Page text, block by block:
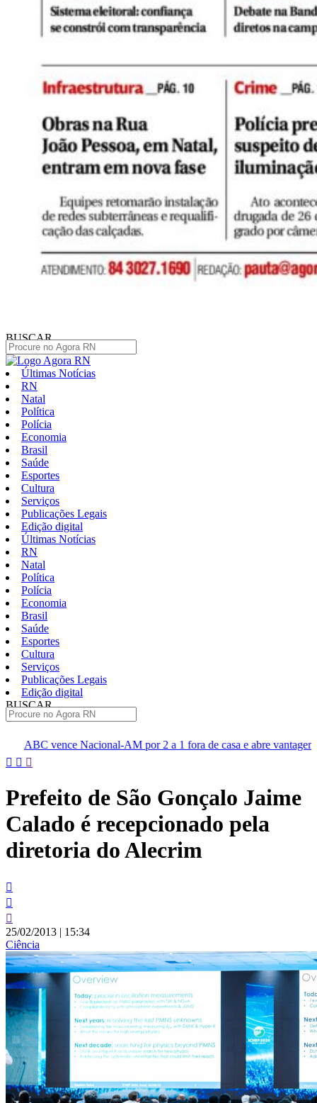
BUSCAR
Últimas Notícias
RN
Natal
Política
Polícia
Economia
Brasil
Saúde
Esportes
Cultura
Serviços
Publicações Legais
Edição digital
Últimas Notícias
RN
Natal
Política
Polícia
Economia
Brasil
Saúde
Esportes
Cultura
Serviços
Publicações Legais
Edição digital
BUSCAR
AM por 2 a 1 fora de casa e abre vantagem nas quartas
Pular
conteúdo
Prefeito de São Gonçalo Jaime
Calado é recepcionado pela
diretoria do Alecrim
25/02/2013 | 15:34
Ciência